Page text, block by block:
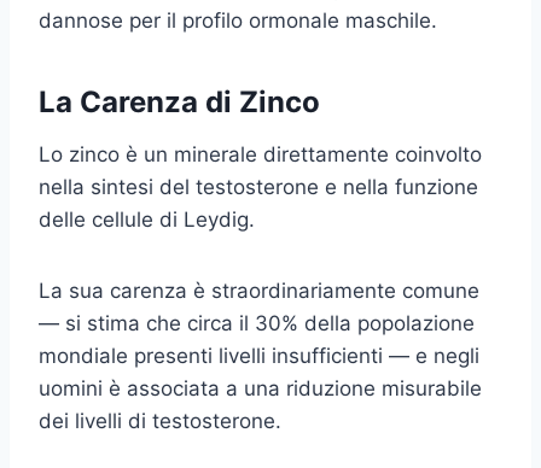
dannose per il profilo ormonale maschile.
La Carenza di Zinco
Lo zinco è un minerale direttamente coinvolto
nella sintesi del testosterone e nella funzione
delle cellule di Leydig.
La sua carenza è straordinariamente comune
— si stima che circa il 30% della popolazione
mondiale presenti livelli insufficienti — e negli
uomini è associata a una riduzione misurabile
dei livelli di testosterone.